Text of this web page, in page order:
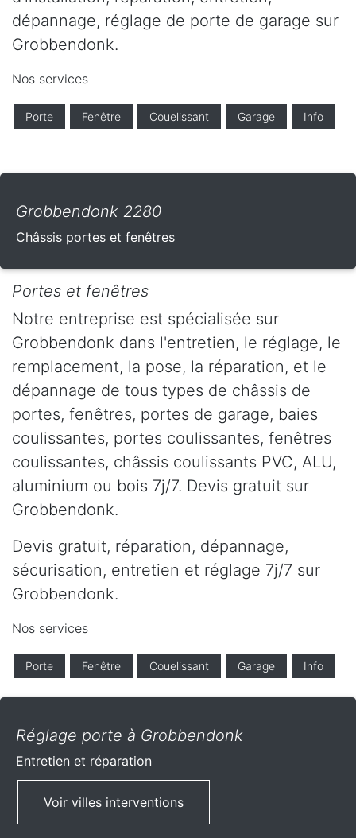
dépannage, réglage de porte de garage sur
Grobbendonk.
Nos services
Porte Fenêtre Couelissant Garage Info
Grobbendonk 2280
Châssis portes et fenêtres
Portes et fenêtres
Notre entreprise est spécialisée sur
Grobbendonk dans l'entretien, le réglage, le
remplacement, la pose, la réparation, et le
dépannage de tous types de châssis de
portes, fenêtres, portes de garage, baies
coulissantes, portes coulissantes, fenêtres
coulissantes, châssis coulissants PVC, ALU,
aluminium ou bois 7j/7. Devis gratuit sur
Grobbendonk.
Devis gratuit, réparation, dépannage,
sécurisation, entretien et réglage 7j/7 sur
Grobbendonk.
Nos services
Porte Fenêtre Couelissant Garage Info
Réglage porte à Grobbendonk
Entretien et réparation
Voir villes interventions